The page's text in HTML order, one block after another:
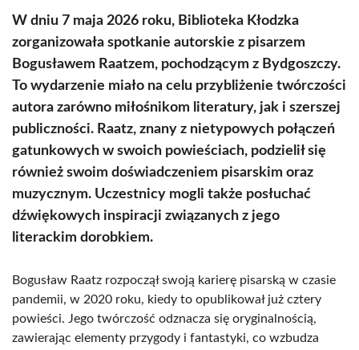
W dniu 7 maja 2026 roku, Biblioteka Kłodzka
zorganizowała spotkanie autorskie z pisarzem
Bogusławem Raatzem, pochodzącym z Bydgoszczy.
To wydarzenie miało na celu przybliżenie twórczości
autora zarówno miłośnikom literatury, jak i szerszej
publiczności. Raatz, znany z nietypowych połączeń
gatunkowych w swoich powieściach, podzielił się
również swoim doświadczeniem pisarskim oraz
muzycznym. Uczestnicy mogli także posłuchać
dźwiękowych inspiracji związanych z jego
literackim dorobkiem.
Bogusław Raatz rozpoczął swoją karierę pisarską w czasie
pandemii, w 2020 roku, kiedy to opublikował już cztery
powieści. Jego twórczość odznacza się oryginalnością,
zawierając elementy przygody i fantastyki, co wzbudza